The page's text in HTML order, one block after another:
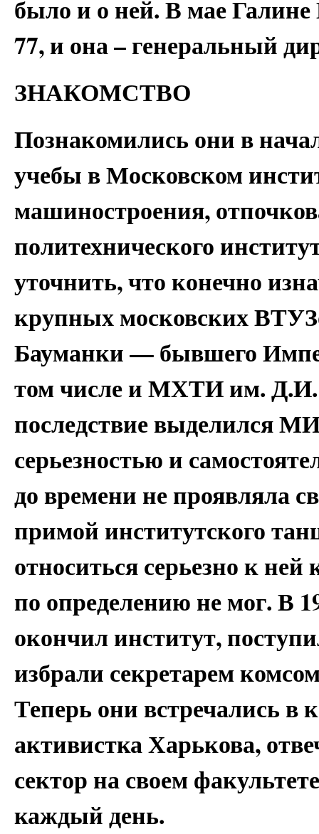
было и о ней. В мае
77, и она – генеральный
ЗНАКОМСТВО
Познакомились они в
учебы в Московском
машиностроения,
политехнического
уточнить, что конечно
крупных московских
Бауманки — бывшего
том числе и МХТИ им. Д.И.
последствие выделился
серьезностью и
до времени не проявляла
примой институтского
относиться серьезно к
по определению не мог. В
окончил институт,
избрали секретарем
Теперь они встречались в
активистка Харькова,
сектор на своем
каждый день.